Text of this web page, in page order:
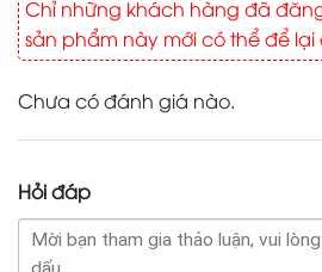
Chỉ những khách hàng đã
sản phẩm này mới có thể để
Chưa có đánh giá nào.
Hỏi đáp